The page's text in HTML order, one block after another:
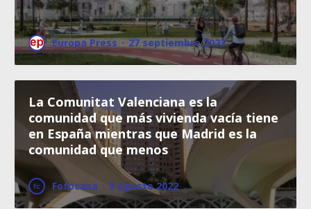
Europa Press · 27 septiembre 2023
La Comunitat Valenciana es la
comunidad que más vivienda vacía tiene
en España mientras que Madrid es la
comunidad que menos
Fotocasa · 8 agosto 2022